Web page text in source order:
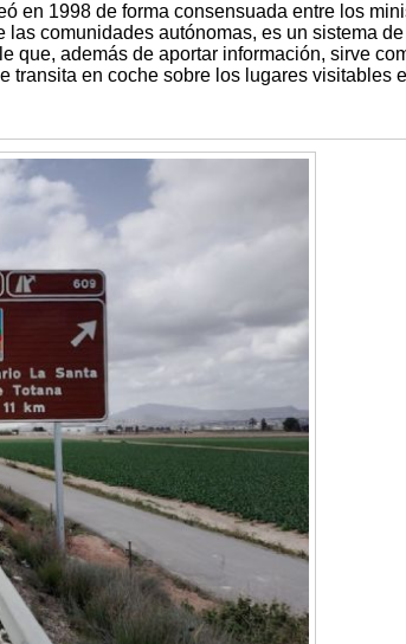
en 1998 de forma consensuada entre los
comunidades autónomas, es un sistema de
que, además de aportar información, sirve
transita en coche sobre los lugares visitables